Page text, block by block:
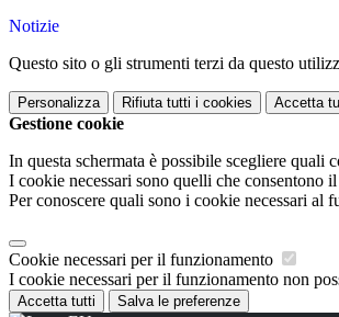
Notizie
Questo sito o gli strumenti terzi da questo
Personalizza Rifiuta tutti i cookies Accetta
Gestione cookie
In questa schermata è possibile scegliere quali
I cookie necessari sono quelli che consentono
Per conoscere quali sono i cookie necessari al
Cookie necessari per il funzionamento
I cookie necessari per il funzionamento non
Accetta tutti Salva le preferenze